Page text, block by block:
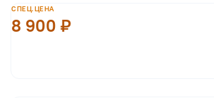
СПЕЦ.ЦЕНА
8 900 ₽